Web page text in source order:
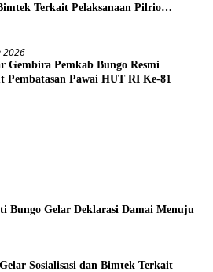
Terkait Pelaksanaan Pilrio
2026
Gembira Pemkab Bungo Resmi
Pembatasan Pawai HUT RI Ke-81
Bungo Gelar Deklarasi Damai Menuju
Sosialisasi dan Bimtek Terkait